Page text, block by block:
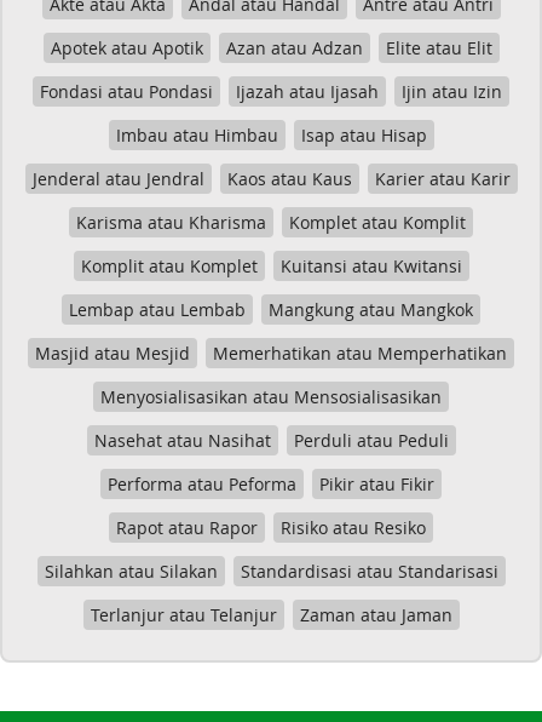
Apotek atau Apotik
Azan atau Adzan
Elite atau Elit
Fondasi atau Pondasi
Ijazah atau Ijasah
Ijin atau Izin
Imbau atau Himbau
Isap atau Hisap
Jenderal atau Jendral
Kaos atau Kaus
Karier atau Karir
Karisma atau Kharisma
Komplet atau Komplit
Komplit atau Komplet
Kuitansi atau Kwitansi
Lembap atau Lembab
Mangkung atau Mangkok
Masjid atau Mesjid
Memerhatikan atau Memperhatikan
Menyosialisasikan atau Mensosialisasikan
Nasehat atau Nasihat
Perduli atau Peduli
Performa atau Peforma
Pikir atau Fikir
Rapot atau Rapor
Risiko atau Resiko
Silahkan atau Silakan
Standardisasi atau Standarisasi
Terlanjur atau Telanjur
Zaman atau Jaman